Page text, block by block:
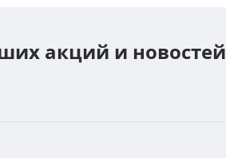
акций и новостей